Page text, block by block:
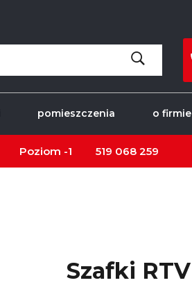
pomieszczenia o firmie
Poziom -1 519 068 259
Szafki RTV